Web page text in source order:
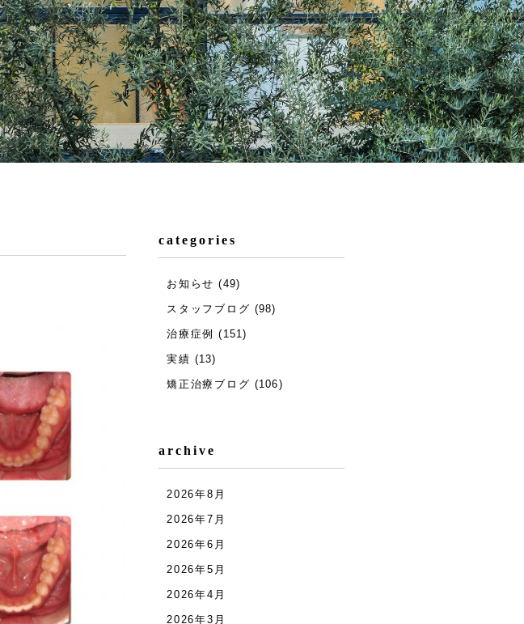
categories
お知らせ (49)
スタッフブログ (98)
治療症例 (151)
実績 (13)
矯正治療ブログ (106)
archive
2026年8月
2026年7月
2026年6月
2026年5月
2026年4月
2026年3月